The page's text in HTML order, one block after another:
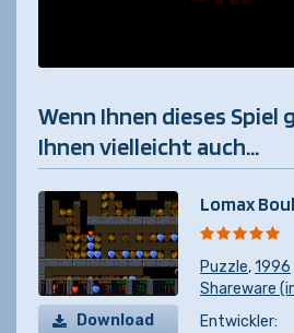
Wenn Ihnen dieses
Ihnen vielleicht auch...
Download
Lomax
Puzzle,1996
Shareware
Entwickler: